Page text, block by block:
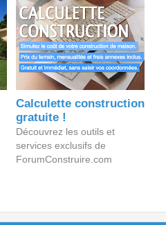
Calculette construction
gratuite !
Découvrez les outils et
services exclusifs de
ForumConstruire.com